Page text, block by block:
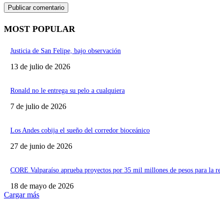
MOST POPULAR
Justicia de San Felipe, bajo observación
13 de julio de 2026
Ronald no le entrega su pelo a cualquiera
7 de julio de 2026
Los Andes cobija el sueño del corredor bioceánico
27 de junio de 2026
CORE Valparaíso aprueba proyectos por 35 mil millones de pesos para la
18 de mayo de 2026
Cargar más